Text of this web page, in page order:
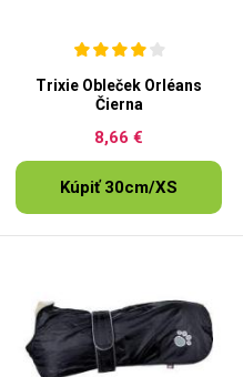
Trixie Obleček Orléans
Čierna
8,66 €
Kúpiť 30cm/XS